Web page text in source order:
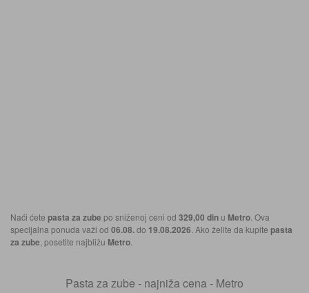
Naći ćete pasta za zube po sniženoj ceni od 329,00 din u Metro . Ova
specijalna ponuda važi od 06.08.do 19.08.2026 . Ako želite da kupite pasta
za zube , posetite najbližu Metro
Pasta za zube - najniža cena - Metro